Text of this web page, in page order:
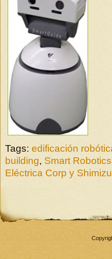
Tags: edificación
building, Smart
Eléctrica Corp y